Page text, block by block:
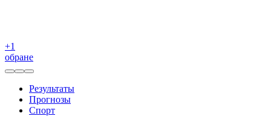
+1
обране
Результаты
Прогнозы
Спорт